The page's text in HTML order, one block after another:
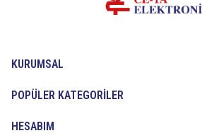
KURUMSAL
POPÜLER KATEGORİLER
HESABIM